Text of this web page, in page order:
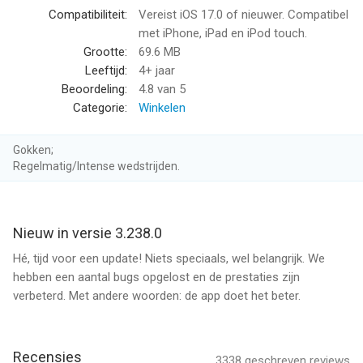
- Klik op het hartje en je favoriete items komen gelijk in je
- Op zoek naar de nieuwste kleding? Gebruik de filters en
selecteer op je favoriete, kleuren, prijs en meer.
- En bij de meeste artikelen is het: vandaag besteld, morgen al
Handiger
- Betaal zoals jij wil: vooraf of achteraf.
- Bezorg je bestelling waar en wanneer jij wil: thuis of bij een
mogelijk.
- Favoriete schoenen weer op voorraad? Dan ontvang je een
seintje.
- Maak je eigen lijstjes met accessoires die bij die ene outfit
passen, of met de laatste games en speelgoed voor de kids.
Compatibiliteit:
Vereist iOS 17.0 of nieuwer. Compatibel
met iPhone, iPad en iPod touch.
Grootte:
69.6 MB
Leeftijd:
4+ jaar
Beoordeling:
4.8 van 5
Categorie:
Winkelen
Gokken;
Regelmatig/Intense wedstrijden.
Nieuw in versie 3.238.0
Hé, tijd voor een update! Niets speciaals, wel belangrijk. We
hebben een aantal bugs opgelost en de prestaties zijn
verbeterd. Met andere woorden: de app doet het beter.
Recensies